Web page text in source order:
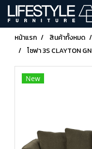
หน้าแรก สินค้าทั้งหมด
โซฟา 3S CLAYTON GN
New